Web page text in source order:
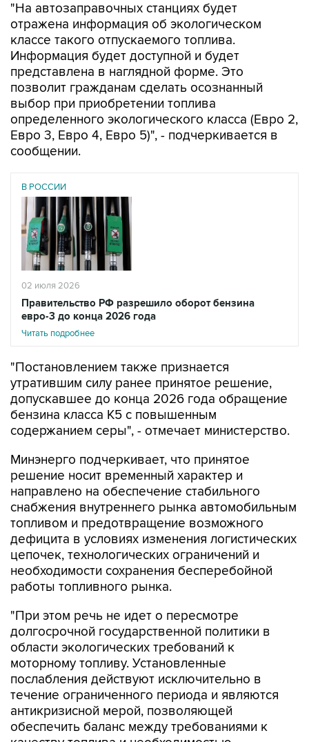
"На автозаправочных станциях будет
отражена информация об экологическом
классе такого отпускаемого топлива.
Информация будет доступной и будет
представлена в наглядной форме. Это
позволит гражданам сделать осознанный
выбор при приобретении топлива
определенного экологического класса (Евро 2,
Евро 3, Евро 4, Евро 5)", - подчеркивается в
сообщении.
В РОССИИ
02 июля 2026
Правительство РФ разрешило оборот бензина
евро-3 до конца 2026 года
Читать подробнее
"Постановлением также признается
утратившим силу ранее принятое решение,
допускавшее до конца 2026 года обращение
бензина класса К5 с повышенным
содержанием серы", - отмечает министерство.
Минэнерго подчеркивает, что принятое
решение носит временный характер и
направлено на обеспечение стабильного
снабжения внутреннего рынка автомобильным
топливом и предотвращение возможного
дефицита в условиях изменения логистических
цепочек, технологических ограничений и
необходимости сохранения бесперебойной
работы топливного рынка.
"При этом речь не идет о пересмотре
долгосрочной государственной политики в
области экологических требований к
моторному топливу. Установленные
послабления действуют исключительно в
течение ограниченного периода и являются
антикризисной мерой, позволяющей
обеспечить баланс между требованиями к